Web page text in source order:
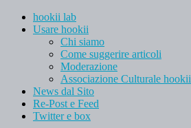
hookii lab
Usare hookii
Chi siamo
Come suggerire articoli
Moderazione
Associazione Culturale hookii
News dal Sito
Re-Post e Feed
Twitter e box